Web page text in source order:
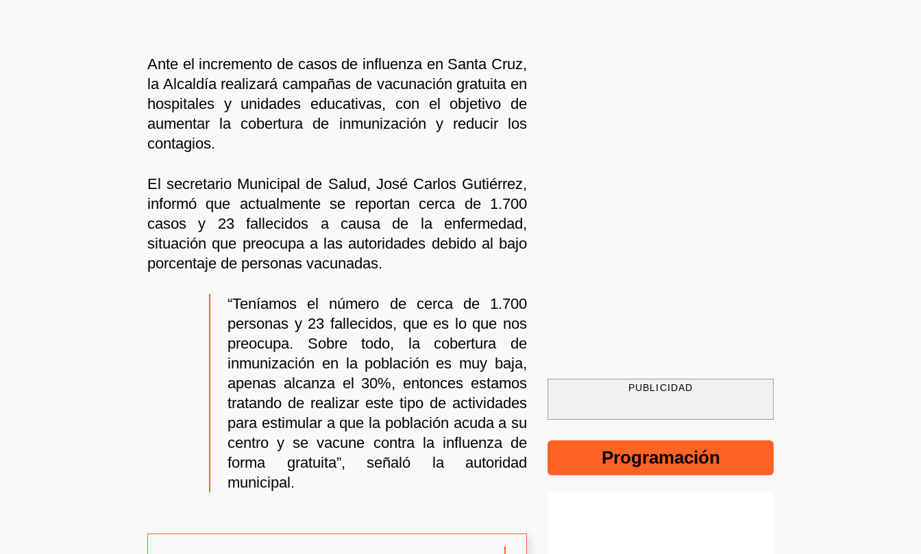
Ante el incremento de casos de influenza en Santa Cruz,
la Alcaldía realizará campañas de vacunación gratuita en
hospitales y unidades educativas, con el objetivo de
aumentar la cobertura de inmunización y reducir los
contagios.
El secretario Municipal de Salud, José Carlos Gutiérrez,
informó que actualmente se reportan cerca de 1.700
casos y 23 fallecidos a causa de la enfermedad,
situación que preocupa a las autoridades debido al bajo
porcentaje de personas vacunadas.
“Teníamos el número de cerca de 1.700
personas y 23 fallecidos, que es lo que nos
preocupa. Sobre todo, la cobertura de
inmunización en la población es muy baja,
apenas alcanza el 30%, entonces estamos
tratando de realizar este tipo de actividades
para estimular a que la población acuda a su
centro y se vacune contra la influenza de
forma gratuita”, señaló la autoridad
municipal.
PUBLICIDAD
Programación